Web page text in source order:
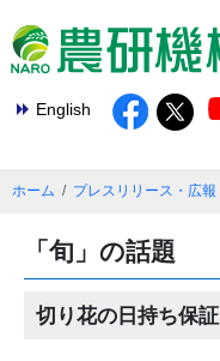
English
ホーム プレスリリース・広報
「旬」の話題
切り花の日持ち保証